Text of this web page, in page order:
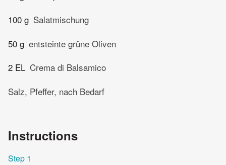
100 g Salatmischung
50 g entsteinte grüne Oliven
2 EL Crema di Balsamico
Salz, Pfeffer, nach Bedarf
Instructions
Step 1